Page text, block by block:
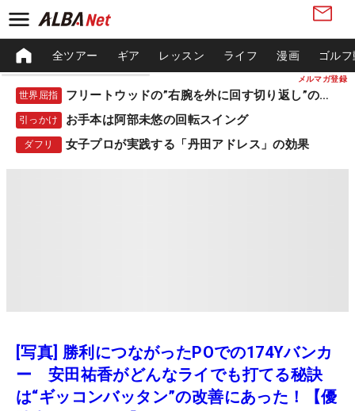
メルマガ登録
全ツアー ギア レッスン ライフ 漫画 ゴル
世界屈指 フリートウッドの”右腕を外に回す切り返し”の秘密
引っかけ お手本は阿部未悠の回転スイング
ダフリ 女子プロが実践する「丹田アドレス」の効果
[写真] 勝利につながったPOでの174Yバンカ
ー 安田祐香がどんなライでも打てる秘訣
は“ギッコンバッタン”の改善にあった！【優